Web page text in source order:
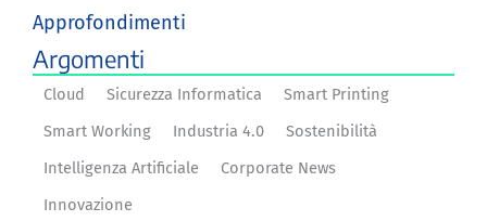
Approfondimenti
Argomenti
Cloud Sicurezza Informatica
Smart Printing
Smart Working
Industria 4.0
Sostenibilità
Intelligenza Artificiale
Corporate News
Innovazione